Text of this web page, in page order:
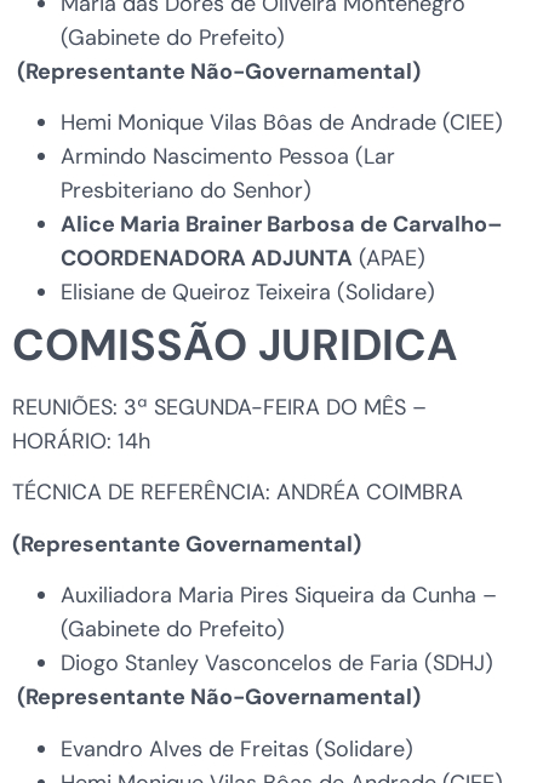
(Gabinete do Prefeito)
(Representante Não-Governamental)
Hemi Monique Vilas Bôas de Andrade (CIEE)
Armindo Nascimento Pessoa (Lar
Presbiteriano do Senhor)
Alice Maria Brainer Barbosa de Carvalho–
COORDENADORA ADJUNTA (APAE)
Elisiane de Queiroz Teixeira (Solidare)
COMISSÃO JURIDICA
REUNIÕES: 3ª SEGUNDA-FEIRA DO MÊS –
HORÁRIO: 14h
TÉCNICA DE REFERÊNCIA: ANDRÉA COIMBRA
(Representante Governamental)
Auxiliadora Maria Pires Siqueira da Cunha –
(Gabinete do Prefeito)
Diogo Stanley Vasconcelos de Faria (SDHJ)
(Representante Não-Governamental)
Evandro Alves de Freitas (Solidare)